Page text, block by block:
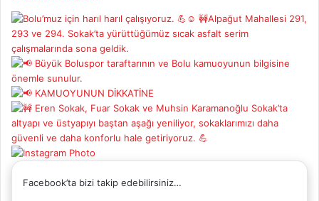
Facebook’ta bizi takip edebilirsiniz…